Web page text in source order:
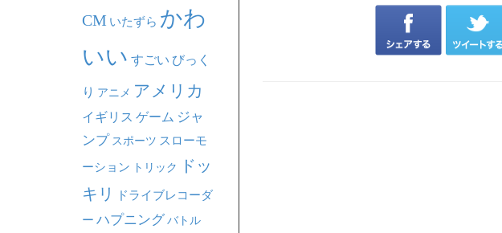
CM いたずら かわ
いい すごい びっく
り アニメ アメリカ
イギリス ゲーム ジャ
ンプ スポーツ スローモ
ーション トリック
ドッ
キリ
ドライブレコーダ
ー ハプニング バトル